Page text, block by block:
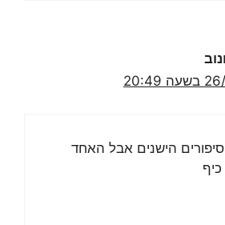
הישנים אבל האחד